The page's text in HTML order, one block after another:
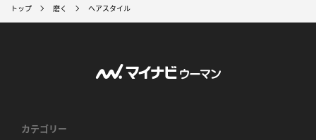
トップ 磨く ヘアスタイル
カテゴリー